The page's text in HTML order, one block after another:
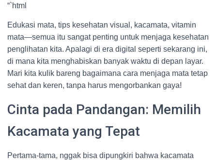
“`html
Edukasi mata, tips kesehatan visual, kacamata, vitamin
mata—semua itu sangat penting untuk menjaga kesehatan
penglihatan kita. Apalagi di era digital seperti sekarang ini,
di mana kita menghabiskan banyak waktu di depan layar.
Mari kita kulik bareng bagaimana cara menjaga mata tetap
sehat dan keren, tanpa harus mengorbankan gaya!
Cinta pada Pandangan: Memilih
Kacamata yang Tepat
Pertama-tama, nggak bisa dipungkiri bahwa kacamata